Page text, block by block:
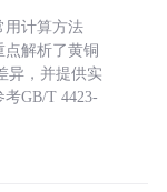
用计算方法
点解析了黄铜
异，并提供实
GB/T 4423-